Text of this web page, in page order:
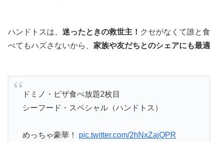
ハンドトスは、 迷ったときの救世主！ クセがなくて誰と食
べてもハズさないから、 家族や友だちとのシェアにも最適
ドミノ・ピザ食べ放題2枚目
シーフード・スペシャル（ハンドトス）
めっちゃ豪華！ pic.twitter.com/2hNxZajQPR